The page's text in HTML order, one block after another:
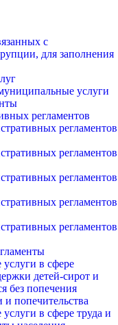
с
для заполнения
услуги
регламентов
регламентов
регламентов
регламентов
регламентов
регламентов
услуги в сфере
детей-сирот и
без попечения
и попечительства
в сфере труда и